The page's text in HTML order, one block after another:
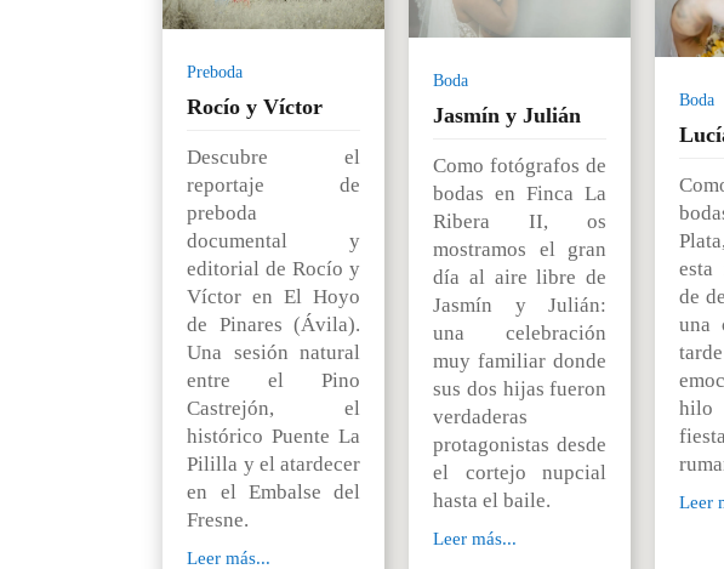
Preboda
Rocío y Víctor
Descubre el
reportaje de
preboda
documental y
editorial de Rocío y
Víctor en El Hoyo
de Pinares (Ávila).
Una sesión natural
entre el Pino
Castrejón, el
histórico Puente La
Pililla y el atardecer
en el Embalse del
Fresne.
Leer más...
Boda
Jasmín y Julián
Como fotógrafos de
bodas en Finca La
Ribera II, os
mostramos el gran
día al aire libre de
Jasmín y Julián:
una celebración
muy familiar donde
sus dos hijas fueron
verdaderas
protagonistas desde
el cortejo nupcial
hasta el baile.
Leer más...
Boda
esta
de
una
hilo
Leer